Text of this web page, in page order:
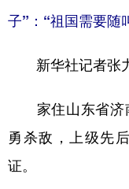
彩票
地方频道
子”：“祖国需要随
新华社记者张
家住山东省济
勇杀敌，上级先
证。